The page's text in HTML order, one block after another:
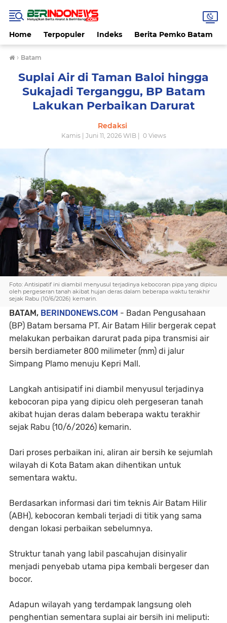
Home Terpopuler Indeks Berita Pemko Batam
› Batam
Suplai Air di Taman Baloi hingga
Sukajadi Terganggu, BP Batam
Lakukan Perbaikan Darurat
Redaksi
Kamis | Juni 11, 2026 WIB | 0Views
Foto: Antisipatif ini diambil menyusul terjadinya kebocoran pipa yang dipicu
oleh pergeseran tanah akibat hujan deras dalam beberapa waktu terakhir
sejak Rabu (10/6/2026) kemarin.
BATAM, BERINDONEWS.COM - Badan Pengusahaan
(BP) Batam bersama PT. Air Batam Hilir bergerak cepat
melakukan perbaikan darurat pada pipa transmisi air
bersih berdiameter 800 milimeter (mm) di jalur
Simpang Plamo menuju Kepri Mall.
Langkah antisipatif ini diambil menyusul terjadinya
kebocoran pipa yang dipicu oleh pergeseran tanah
akibat hujan deras dalam beberapa waktu terakhir
sejak Rabu (10/6/2026) kemarin.
Dari proses perbaikan ini, aliran air bersih ke sejumlah
wilayah di Kota Batam akan dihentikan untuk
sementara waktu.
Berdasarkan informasi dari tim teknis Air Batam Hilir
(ABH), kebocoran kembali terjadi di titik yang sama
dengan lokasi perbaikan sebelumnya.
Struktur tanah yang labil pascahujan disinyalir
menjadi penyebab utama pipa kembali bergeser dan
bocor.
Adapun wilayah yang terdampak langsung oleh
penghentian sementara suplai air bersih ini meliputi: